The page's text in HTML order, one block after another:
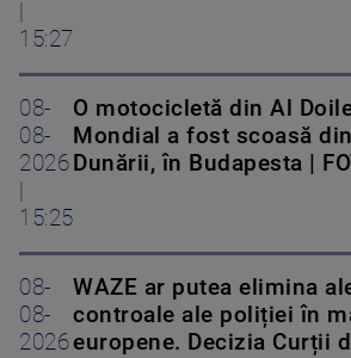
15:27
08-
08-
2026
15:25
O motocicletă din Al
Mondial a fost scoasă
Dunării, în Budapesta |
08-
08-
2026
WAZE ar putea elimina
controale ale poliției în
europene. Decizia Curții